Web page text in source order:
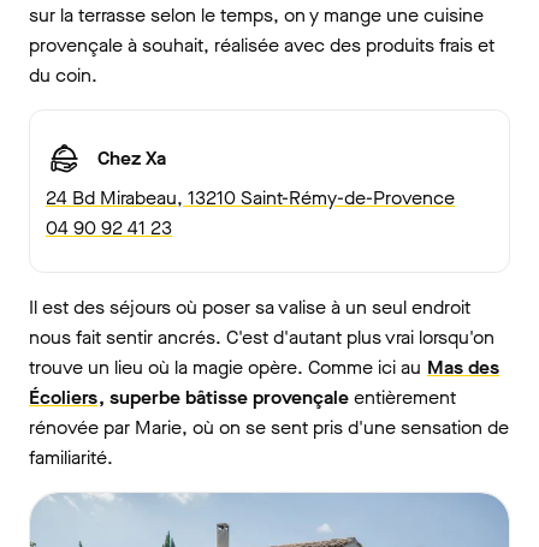
sur la terrasse selon le temps, on y mange une cuisine
provençale à souhait, réalisée avec des produits frais et
du coin.
Chez Xa
24 Bd Mirabeau, 13210 Saint-Rémy-de-Provence
04 90 92 41 23
Il est des séjours où poser sa valise à un seul endroit
nous fait sentir ancrés. C'est d'autant plus vrai lorsqu'on
trouve un lieu où la magie opère. Comme ici au Mas des
Écoliers, superbe bâtisse provençaleentièrement
rénovée par Marie, où on se sent pris d'une sensation de
familiarité.